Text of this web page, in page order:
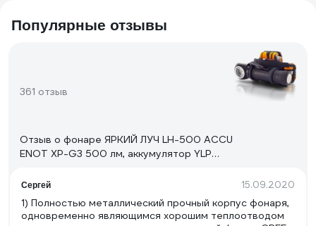
Популярные отзывы
361 отзыв
Отзыв о фонаре ЯРКИЙ ЛУЧ LH-500 ACCU
ENOT XP-G3 500 лм, аккумулятор YLP
4606400105916
Сергей 15.09.2020
1) Полностью металлический прочный корпус фонаря,
одновременно являющимся хорошим теплоотводом